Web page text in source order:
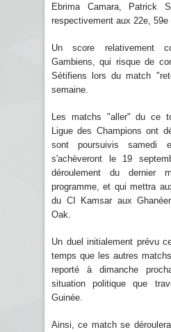
Ebrima Camara, Patrick
respectivement aux 22e, 59e
Un score relativement
Gambiens, qui risque de
Sétifiens lors du match
semaine.
Les matchs "aller" du ce
Ligue des Champions ont
sont poursuivis samedi
s'achèveront le 19
déroulement du dernier
programme, et qui mettra
du CI Kamsar aux
Oak.
Un duel initialement prévu
temps que les autres
reporté à dimanche
situation politique que
Guinée.
Ainsi, ce match se